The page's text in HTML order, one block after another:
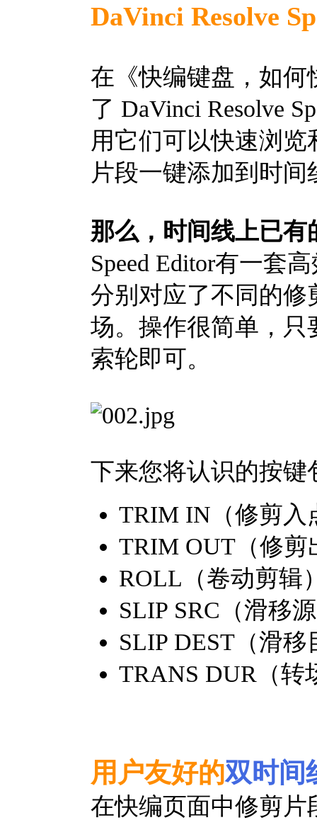
DaVinci Resolve
在《快编键盘，如何
了 DaVinci Resolve
用它们可以快速浏
片段一键添加到时间
那么，时间线上已
Speed Editor有一套
分别对应了不同的
场。操作很简单，
索轮即可。
下来您将认识的按键
TRIM IN（修剪入
TRIM OUT（修剪
ROLL（卷动剪辑
SLIP SRC（滑移
SLIP DEST（滑移
TRANS DUR（转
用户友好的双时间
在快编页面中修剪片